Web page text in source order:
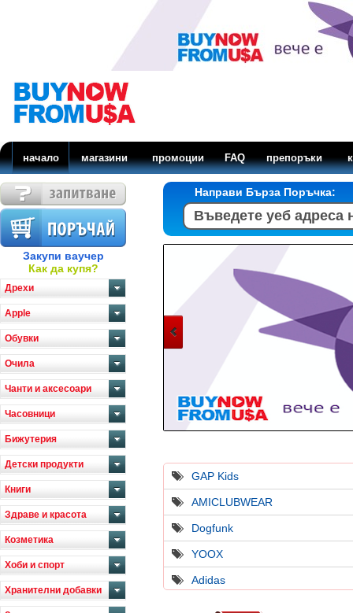
начало магазини промоции FAQ препоръки
Закупи ваучер
Как да купя?
Дрехи
Apple
Обувки
Очила
Чанти и аксесоари
Часовници
Бижутерия
Детски продукти
Книги
Здраве и красота
Козметика
Хоби и спорт
Хранителни добавки
Направи Бърза Поръчка:
GAP Kids
AMICLUBWEAR
Dogfunk
YOOX
Adidas